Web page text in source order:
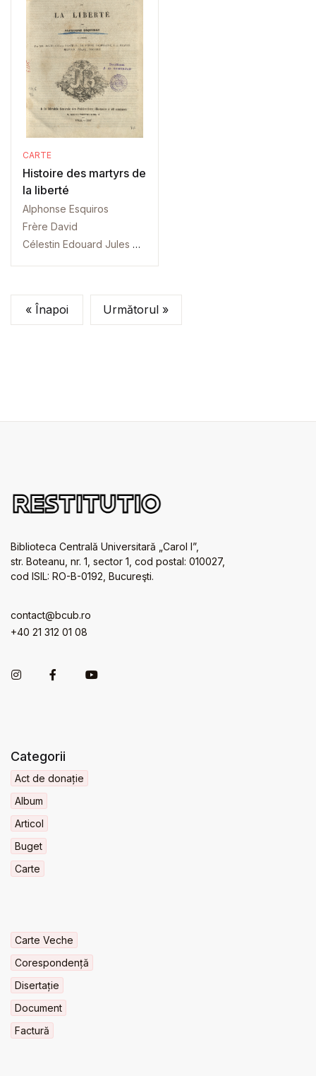
CARTE
Histoire des martyrs de
la liberté
Alphonse Esquiros
Frère David
Célestin Edouard Jules Nanteuil
« Înapoi Următorul »
Biblioteca Centrală Universitară „Carol I”,
str. Boteanu, nr. 1, sector 1, cod postal: 010027,
cod ISIL: RO-B-0192, Bucureşti.
contact@bcub.ro
+40 21 312 01 08
Categorii
Act de donație
Album
Articol
Buget
Carte
Carte Veche
Corespondență
Disertație
Document
Factură